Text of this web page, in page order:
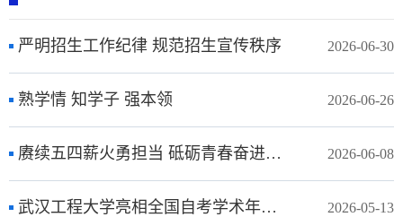
严明招生工作纪律 规范招生宣传秩序 2026-06-30
熟学情 知学子 强本领 2026-06-26
赓续五四薪火勇担当 砥砺青春奋进新征程 2026-06-08
武汉工程大学亮相全国自考学术年会分享自考微证书与数字化融合创新实践 2026-05-13